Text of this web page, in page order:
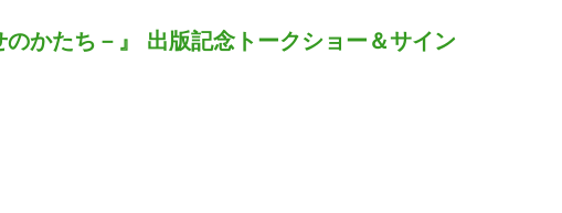
かたち－』 出版記念トークショー＆サイン